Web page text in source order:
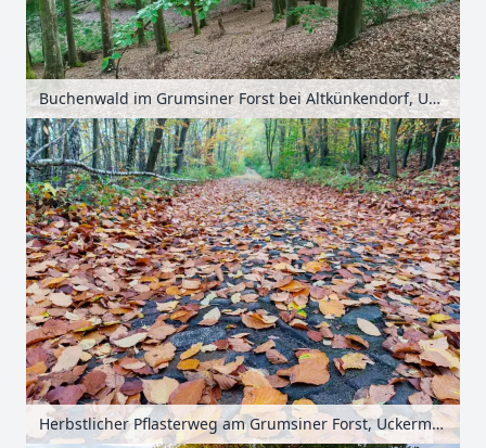
Buchenwald im Grumsiner Forst bei Altkünkendorf, Uckermark, Brandenburg, Deutschland
Herbstlicher Pflasterweg am Grumsiner Forst, Uckermark, Brandenburg, Deutschland